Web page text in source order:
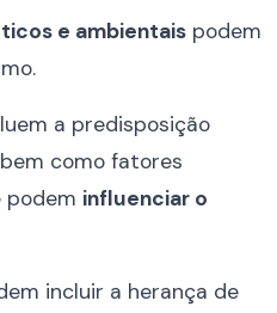
e ambientais podem
a predisposição
como fatores
podem influenciar o
incluir a herança de